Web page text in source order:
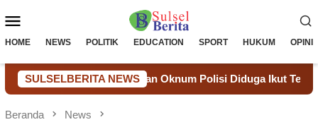
ke
Mobile
HOME NEWS POLITIK EDUCATION SPORT HUKUM OPINI
SULSELBERITA NEWS
LIN Laporkan Oknum Polisi Diduga Ikut Terlibat ke Propam
Beranda News